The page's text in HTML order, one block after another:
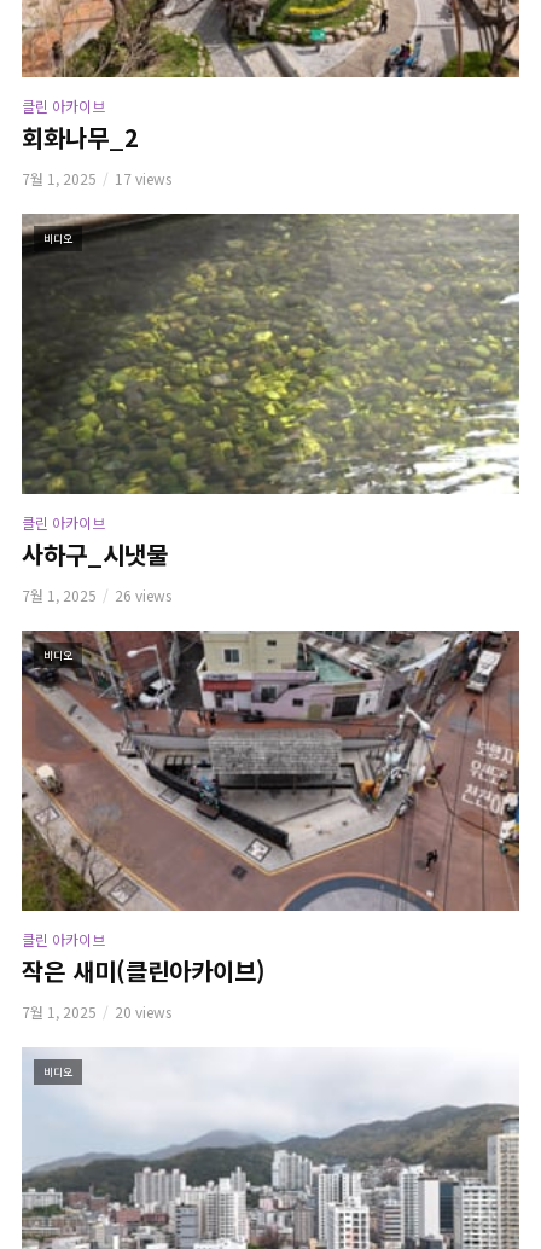
클린 아카이브
회화나무_2
7월 1, 2025 17 views
비디오
클린 아카이브
사하구_시냇물
7월 1, 2025 26 views
비디오
클린 아카이브
작은 새미(클린아카이브)
7월 1, 2025 20 views
비디오